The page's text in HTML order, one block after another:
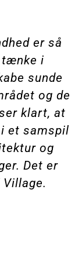
er så
i
sunde
og de
klart, at
et samspil
og
Det er